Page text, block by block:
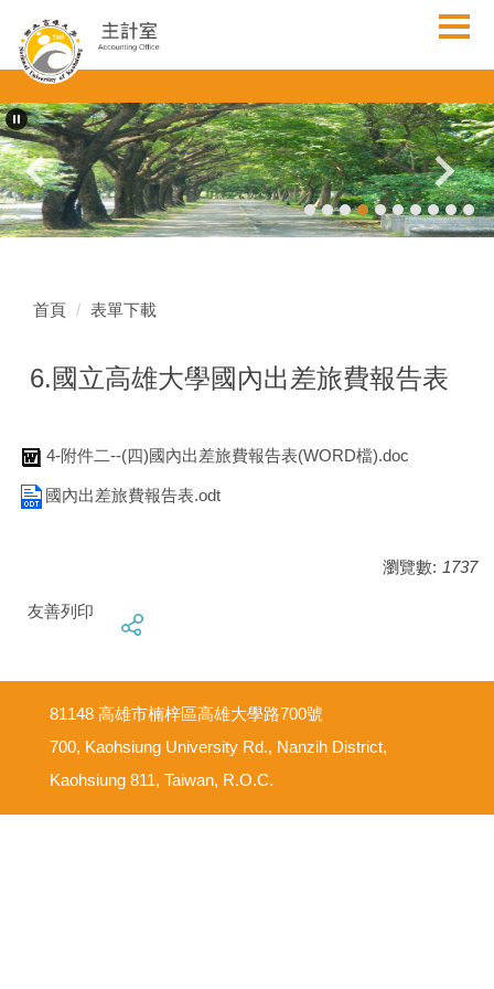
到
主
內
容
區
首頁 表單下載
6.國立高雄大學國內出差旅費報告表
4-附件二--(四)國內出差旅費報告表(WORD檔).doc
國內出差旅費報告表.odt
瀏覽數: 1737
友善列印
81148 高雄市楠梓區高雄大學路700號
700, Kaohsiung University Rd., Nanzih District,
Kaohsiung 811, Taiwan, R.O.C.